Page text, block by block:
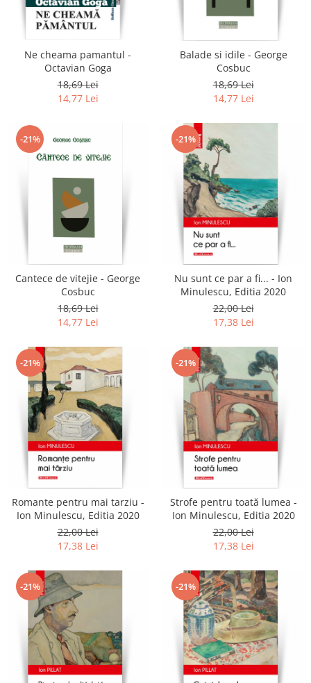
Literatura
Clasica
Contemporana
Moderna
Non-fictiune
Calatorii
Publicistica / Reportaje / Interviuri
Stiinte umaniste
Sociologie si filozofie
Ne cheama pamantul -
Octavian Goga
18,69 Lei
14,77 Lei
Balade si idile - George
Cosbuc
18,69 Lei
14,77 Lei
-21%
Cantece de vitejie - George
Cosbuc
18,69 Lei
14,77 Lei
-21%
Nu sunt ce par a fi... - Ion
Minulescu, Editia 2020
22,00 Lei
17,38 Lei
-21%
Romante pentru mai tarziu -
Ion Minulescu, Editia 2020
22,00 Lei
17,38 Lei
-21%
Strofe pentru toată lumea -
Ion Minulescu, Editia 2020
22,00 Lei
17,38 Lei
-21% -21%